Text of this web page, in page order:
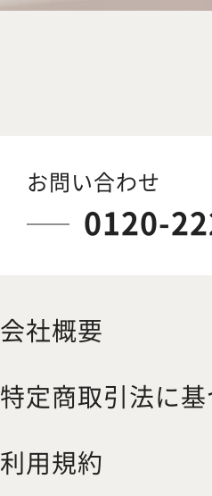
お問い合わせ
0120-
会社概要
特定商取引法に
利用規約